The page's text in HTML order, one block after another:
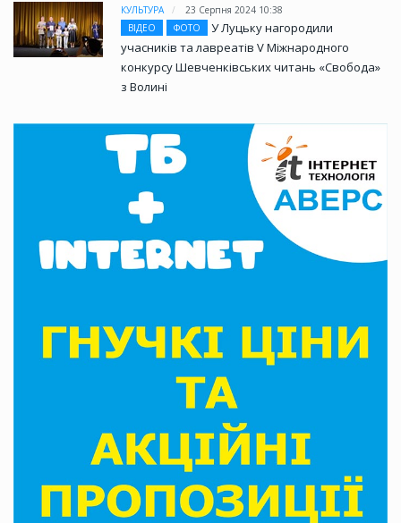
КУЛЬТУРА
23 Серпня 2024 10:38
ВІДЕО
ФОТО
У Луцьку нагородили
учасників та лавреатів V Міжнародного
конкурсу Шевченківських читань «Свобода»
з Волині